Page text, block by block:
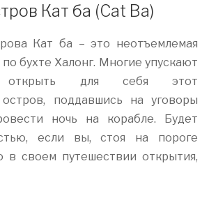
Кат ба (Cat Ba)
Кат ба – это неотъемлемая
по бухте Халонг. Многие упускают
открыть для себя этот
остров, поддавшись на уговоры
ночь на корабле. Будет
если вы, стоя на пороге
в своем путешествии открытия,